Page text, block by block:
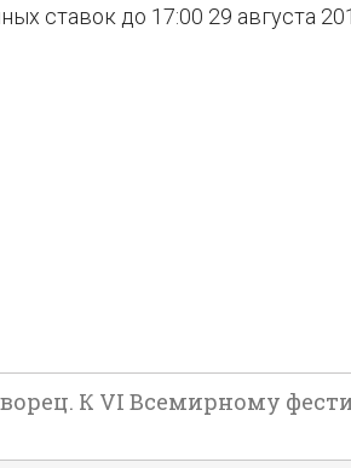
ставок до 17:00 29 августа
К VI Всемирному